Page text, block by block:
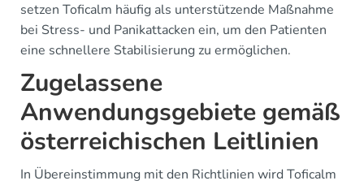
setzen Toficalm häufig als unterstützende Maßnahme
bei Stress- und Panikattacken ein, um den Patienten
eine schnellere Stabilisierung zu ermöglichen.
Zugelassene
Anwendungsgebiete gemäß
österreichischen Leitlinien
In Übereinstimmung mit den Richtlinien wird Toficalm